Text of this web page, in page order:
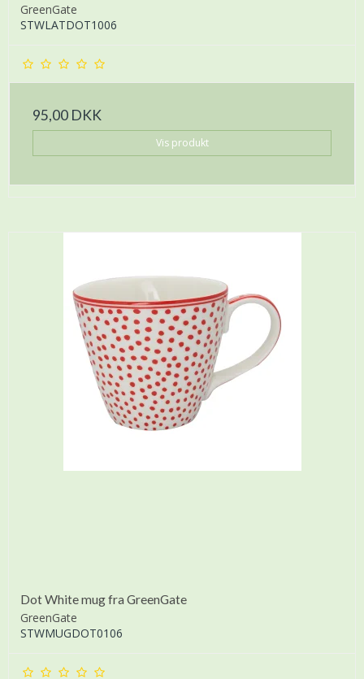
GreenGate
STWLATDOT1006
95,00 DKK
Vis produkt
Dot White mug fra GreenGate
GreenGate
STWMUGDOT0106